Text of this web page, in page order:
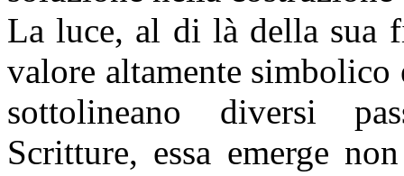
La luce, al di là della sua
valore altamente
sottolineano diversi
Scritture, essa emerge